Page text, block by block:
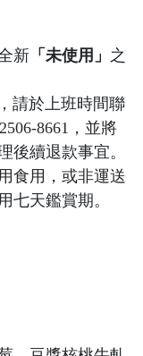
新 「未使用」 之
請於上班時間聯
8661，並將
後續退款事宜。
食用，或非運送
七天鑑賞期。